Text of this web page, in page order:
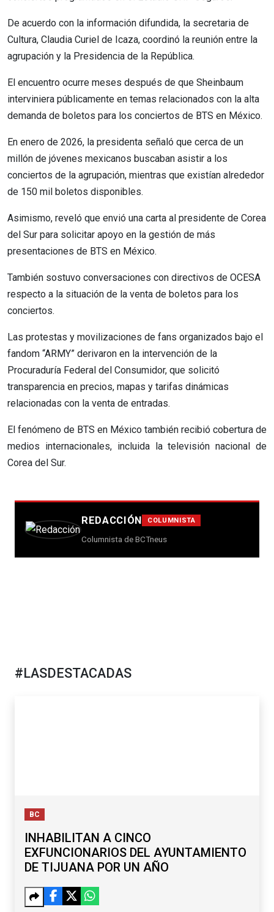
De acuerdo con la información difundida, la secretaria de
Cultura, Claudia Curiel de Icaza, coordinó la reunión entre la
agrupación y la Presidencia de la República.
El encuentro ocurre meses después de que Sheinbaum
interviniera públicamente en temas relacionados con la alta
demanda de boletos para los conciertos de BTS en México.
En enero de 2026, la presidenta señaló que cerca de un
millón de jóvenes mexicanos buscaban asistir a los
conciertos de la agrupación, mientras que existían alrededor
de 150 mil boletos disponibles.
Asimismo, reveló que envió una carta al presidente de Corea
del Sur para solicitar apoyo en la gestión de más
presentaciones de BTS en México.
También sostuvo conversaciones con directivos de OCESA
respecto a la situación de la venta de boletos para los
conciertos.
Las protestas y movilizaciones de fans organizados bajo el
fandom “ARMY” derivaron en la intervención de la
Procuraduría Federal del Consumidor, que solicitó
transparencia en precios, mapas y tarifas dinámicas
relacionadas con la venta de entradas.
El fenómeno de BTS en México también recibió cobertura de
medios internacionales, incluida la televisión nacional de
Corea del Sur.
REDACCIÓN COLUMNISTA
Columnista de BCTneus
#LASDESTACADAS
BC
INHABILITAN A CINCO
EXFUNCIONARIOS DEL AYUNTAMIENTO
DE TIJUANA POR UN AÑO